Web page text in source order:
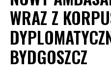
WRAZ Z
BYDGOSZCZ